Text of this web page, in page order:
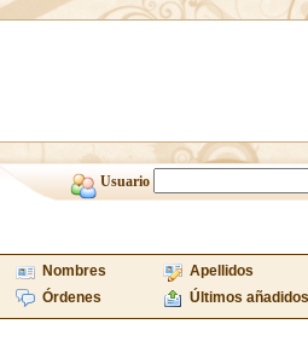
Usuario
Nombres Apellidos
Órdenes Últimos añadidos